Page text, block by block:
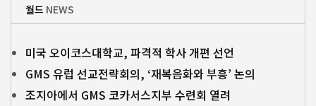
월드 NEWS
미국 오이코스대학교, 파격적 학사 개편 선언
GMS 유럽 선교전략회의, ‘재복음화와 부흥’ 논의
조지아에서 GMS 코카서스지부 수련회 열려